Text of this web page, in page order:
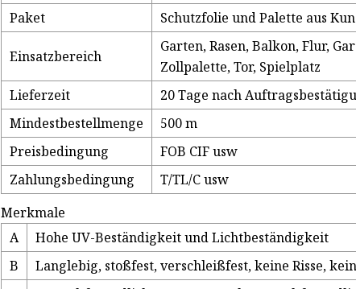
Paket
Schutzfolie und Palette aus
Einsatzbereich
Garten, Rasen, Balkon, Flur,
Zollpalette, Tor, Spielplatz
Lieferzeit
20 Tage nach
Mindestbestellmenge
500 m
Preisbedingung
FOB CIF usw
Zahlungsbedingung
T/TL/C usw
Merkmale
A
Hohe UV-Beständigkeit und Lichtbeständigkeit
B
Langlebig, stoßfest, verschleißfest, keine Risse,